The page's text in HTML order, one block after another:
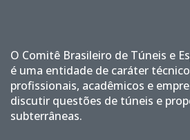
O Comitê Brasileiro de Túneis e
é uma entidade de caráter
profissionais, acadêmicos e
discutir questões de túneis e
subterrâneas.